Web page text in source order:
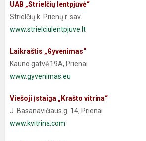
UAB „Strielčių lentpjūvė“
Strielčių k. Prienų r. sav.
www.strielciulentpjuve.lt
Laikraštis „Gyvenimas“
Kauno gatvė 19A, Prienai
www.gyvenimas.eu
Viešoji įstaiga „Krašto vitrina“
J. Basanavičiaus g. 14, Prienai
www.kvitrina.com